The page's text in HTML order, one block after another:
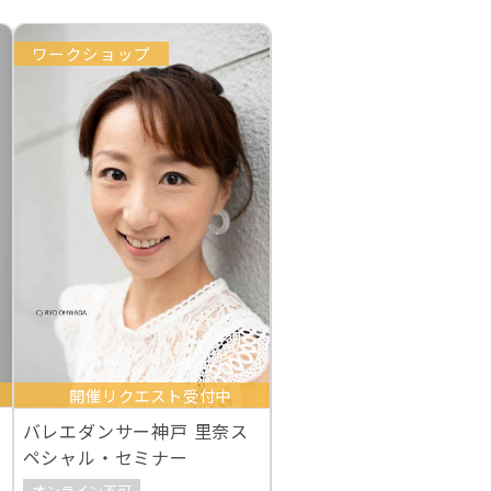
ワークショップ
開催リクエスト受付中
バレエダンサー神戸 里奈ス
ペシャル・セミナー